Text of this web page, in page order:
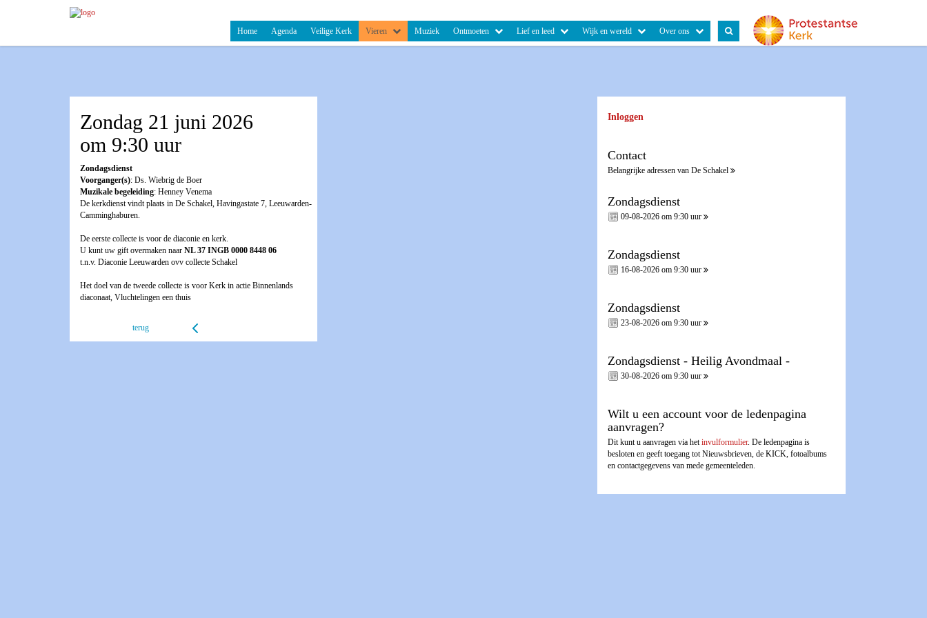
Home Agenda Veilige Kerk Vieren Muziek Ontmoeten Lief en leed Wijk en wereld Over ons
Zondag 21 juni 2026
om 9:30 uur
Zondagsdienst
Voorganger(s): Ds. Wiebrig de Boer
Muzikale begeleiding: Henney Venema
De kerkdienst vindt plaats in De Schakel, Havingastate 7, Leeuwarden-
Camminghaburen.
De eerste collecte is voor de diaconie en kerk.
U kunt uw gift overmaken naar NL 37 INGB 0000 8448 06
t.n.v. Diaconie Leeuwarden ovv collecte Schakel
Het doel van de tweede collecte is voor Kerk in actie Binnenlands
diaconaat, Vluchtelingen een thuis
terug
Inloggen
Contact
Belangrijke adressen van De Schakel
Zondagsdienst
09-08-2026 om 9:30 uur
Zondagsdienst
16-08-2026 om 9:30 uur
Zondagsdienst
23-08-2026 om 9:30 uur
Zondagsdienst - Heilig Avondmaal -
30-08-2026 om 9:30 uur
Wilt u een account voor de ledenpagina
aanvragen?
Dit kunt u aanvragen via hetinvulformulier. De ledenpagina is
besloten en geeft toegang tot Nieuwsbrieven, de KICK, fotoalbums
en contactgegevens van mede gemeenteleden.